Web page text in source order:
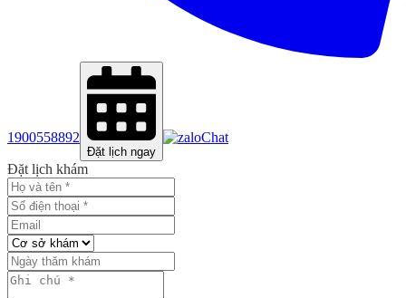
1900558892
Đặt lịch ngay
Chat
Đặt lịch khám